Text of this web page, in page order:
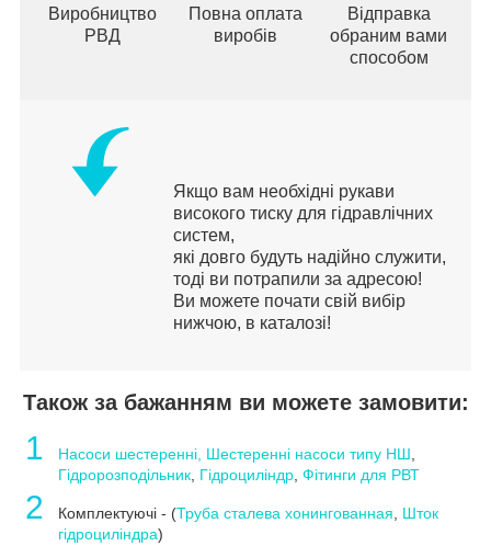
Виробництво
РВД
Повна оплата
виробів
Відправка
обраним вами
способом
Якщо вам необхідні рукави
високого тиску для гідравлічних
систем,
які довго будуть надійно служити,
тоді ви потрапили за адресою!
Ви можете почати свій вибір
нижчою, в каталозі!
Також за бажанням ви можете замовити:
1 Насоси шестеренні, Шестеренні насоси типу НШ
Гідророзподільник Гідроциліндр Фітинги для РВТ
2 Комплектуючі - (Труба сталева хонингованная
Шток
гідроциліндра)